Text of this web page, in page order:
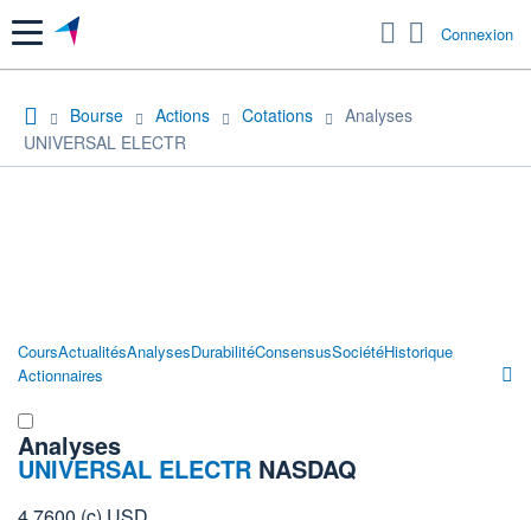
Menu Connexion
Bourse Actions Cotations
Analyses
UNIVERSAL ELECTR
CoursActualitésAnalysesDurabilitéConsensusSociétéHistorique
Actionnaires
Analyses
UNIVERSAL ELECTR NASDAQ